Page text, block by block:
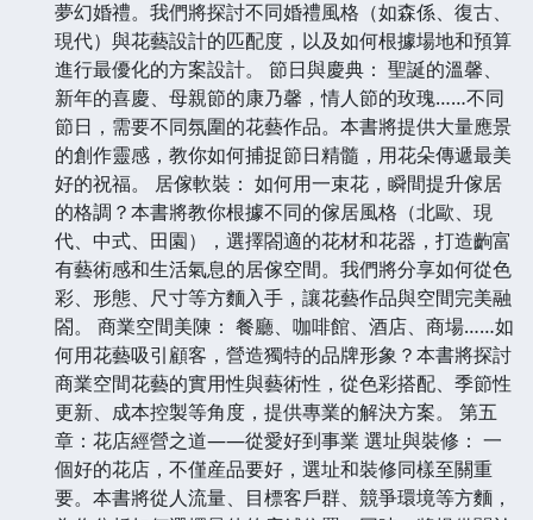
夢幻婚禮。我們將探討不同婚禮風格（如森係、復古、
現代）與花藝設計的匹配度，以及如何根據場地和預算
進行最優化的方案設計。 節日與慶典： 聖誕的溫馨、
新年的喜慶、母親節的康乃馨，情人節的玫瑰……不同
節日，需要不同氛圍的花藝作品。本書將提供大量應景
的創作靈感，教你如何捕捉節日精髓，用花朵傳遞最美
好的祝福。 居傢軟裝： 如何用一束花，瞬間提升傢居
的格調？本書將教你根據不同的傢居風格（北歐、現
代、中式、田園），選擇閤適的花材和花器，打造齣富
有藝術感和生活氣息的居傢空間。我們將分享如何從色
彩、形態、尺寸等方麵入手，讓花藝作品與空間完美融
閤。 商業空間美陳： 餐廳、咖啡館、酒店、商場……如
何用花藝吸引顧客，營造獨特的品牌形象？本書將探討
商業空間花藝的實用性與藝術性，從色彩搭配、季節性
更新、成本控製等角度，提供專業的解決方案。 第五
章：花店經營之道——從愛好到事業 選址與裝修： 一
個好的花店，不僅産品要好，選址和裝修同樣至關重
要。本書將從人流量、目標客戶群、競爭環境等方麵，